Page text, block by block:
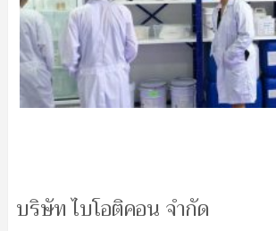
บริษัท ไบโอติคอน จำกัด